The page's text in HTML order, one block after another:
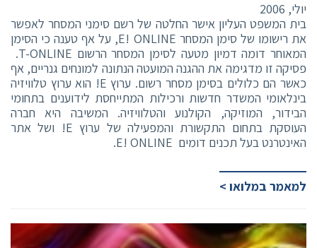
יולי, 2006
בית המשפט העליון אישר החלטה של רשם סימני המסחר לאפשר
את רישומו של סימן המסחר E! ONLINE, על אף טענה כי הסימן
המאוחר דומה דמיון מטעה לסימן המסחר הרשום T-ONLINE.
פסיקה זו מדגימה את ההגנה המועטה הנתונה למונחים גנריים, אף
כאשר הם כלולים בסימן מסחר רשום. ערוץ E! הוא ערוץ טלוויזיה
בינלאומי המשדר חדשות ורכילות המתייחסת לידוענים בתחומי
הבידור, המוזיקה, הקולנוע והטלוויזיה. המשיבה היא חברה
העוסקת בתחום התקשורת והמפעילה של ערוץ E! ושל אתר
האינטרנט בעל תכנים דומים  E! ONLINE.
למאמר במלואו >